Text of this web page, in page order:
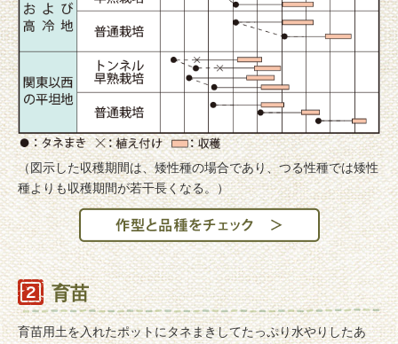
（図示した収穫期間は、矮性種の場合であり、つる性種では矮性
種よりも収穫期間が若干長くなる。）
育苗
育苗用土を入れたポットにタネまきしてたっぷり水やりしたあ